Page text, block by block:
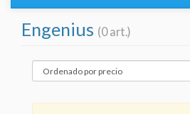
Engenius (0 art.)